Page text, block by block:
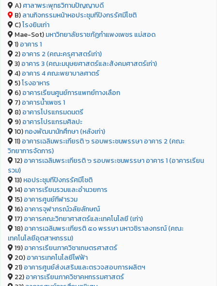
A)ศาลาพระพุทธวิทานปัญญาบดี
B)ลานกิจกรรมหน้าหอประชุมทีปังกรรัศมีโชติ
C)โรงยิมเก่า
Mae-Sot)มหาวิทยาลัยราชภัฏกำแพงเพชร แม่สอด
1)อาคาร 1
2)อาคาร 2 (คณะครุศาสตร์เก่า)
3)อาคาร 3 (คณะมนุษยศาสตร์และสังคมศาสตร์เก่า)
4)อาคาร 4 คณะพยาบาลศาตร์
5)โรงอาหาร
6)อาคารเรียนศูนย์การแพทย์ทางเลือก
7)อาคารน้ำเพชร 1
8)อาคารโปรแกรมดนตรี
9)อาคารโปรแกรมศิลปะ
10)กองพัฒนานักศึกษา (หลังเก่า)
11)อาคารเฉลิมพระเกียรติ ๖ รอบพระชนพรรษา อาคาร 2 (คณะ
วิทยาการจัดการ)
12)อาคารเฉลิมพระเกียรติ ๖ รอบพระชนพรรษา อาคาร 1 (อาคารเรียน
รวม)
13)หอประชุมทีปังกรรัศมีโชติ
14)อาคารเรียนรวมและอำนวยการ
15)อาคารศูนย์กีฬารวม
16)อาคารจุฬาภรณ์วลัยลักษณ์
17)อาคารคณะวิทยาศาสตร์และเทคโนโลยี (เก่า)
18)อาคารเฉลิมพระเกียรติ ๕๐ พรรษา มหาวชิราลงกรณ์ (คณะ
เทคโนโลยีอุตสาหกรรม)
19)อาคารเรียนภาควิชาเกษตรศาสตร์
20)อาคารเทคโนโลยีไฟฟ้า
21)อาคารศูนย์ส่งเสริมและตรวจสอบการผลิตฯ
22)อาคารเรียนภาควิชาคหกรรมศาสตร์